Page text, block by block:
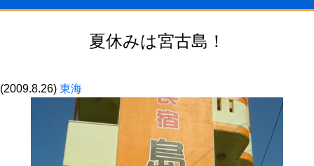
夏休みは宮古島！
(2009.8.26) 東海